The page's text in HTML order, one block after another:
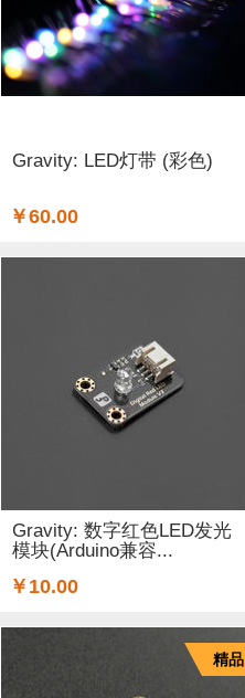
Gravity: LED灯带 (彩色)
￥60.00
Gravity: 数字红色LED发光
模块(Arduino兼容...
￥10.00
精品